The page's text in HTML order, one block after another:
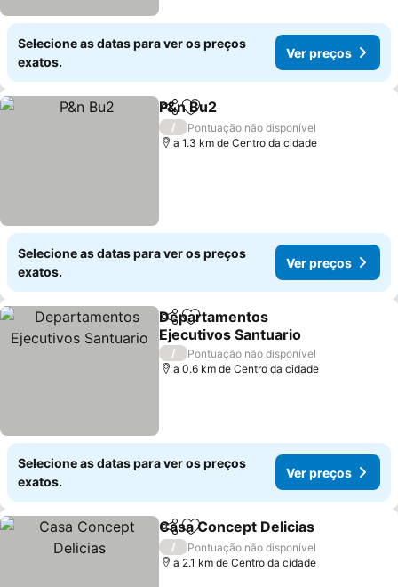
Selecione as datas para ver os preços
exatos.
Ver preços
PartilharAdicionar aos favoritos
P&n Bu2
/
Pontuação não disponível
a 1.3 km de Centro da cidade
Selecione as datas para ver os preços
exatos.
Ver preços
PartilharAdicionar aos favoritos
Departamentos
Ejecutivos Santuario
Ver preços
/
Pontuação não disponível
a 0.6 km de Centro da cidade
Selecione as datas para ver os preços
exatos.
Ver preços
PartilharAdicionar aos favoritos
Casa Concept Delicias
/
Pontuação não disponível
a 2.1 km de Centro da cidade